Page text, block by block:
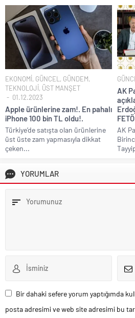
EKONOMİ, GÜNCEL , GÜNDEM,
TEKNOLOJİ, ÜST MANŞET
01.12.2023
Apple ürünlerine zam!. En pahalı
iPhone 100 bin TL oldu!.
Türkiye’de satışta olan ürünlerine
üst üste zam yapmasıyla dikkat
çeken...
AK
AK
YORUMLAR
Bir dahaki sefere yorum yaptığımda
posta adresimi ve web site adresimi bu